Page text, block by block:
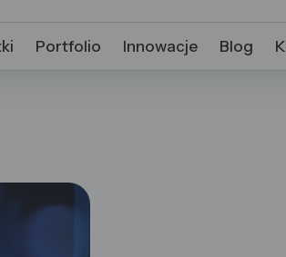
Portfolio Innowacje Blog